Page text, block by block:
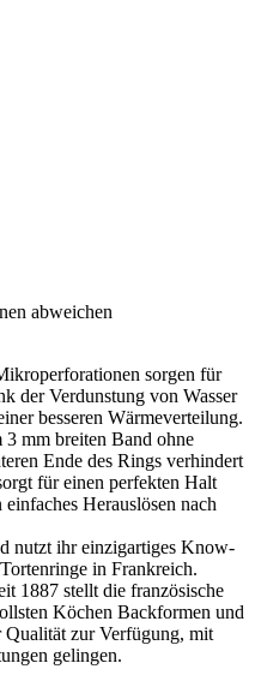
abweichen
sorgen für
der Verdunstung von Wasser
besseren Wärmeverteilung.
mm breiten Band ohne
Ende des Rings verhindert
für einen perfekten Halt
Herauslösen nach
nutzt ihr einzigartiges Know-
in Frankreich.
1887 stellt die französische
Köchen Backformen und
zur Verfügung, mit
gelingen.